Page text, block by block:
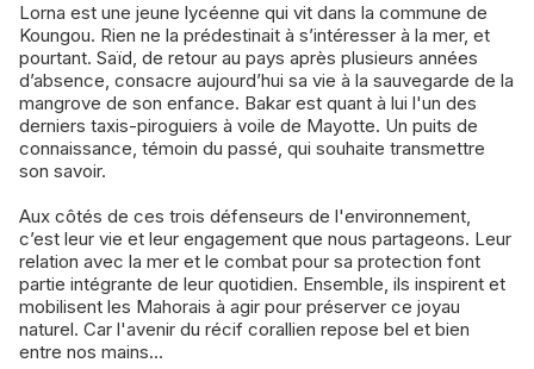
Lorna est une jeune lycéenne qui vit dans la commune de
Koungou. Rien ne la prédestinait à s’intéresser à la mer, et
pourtant. Saïd, de retour au pays après plusieurs années
d’absence, consacre aujourd’hui sa vie à la sauvegarde de la
mangrove de son enfance. Bakar est quant à lui l'un des
derniers taxis-piroguiers à voile de Mayotte. Un puits de
connaissance, témoin du passé, qui souhaite transmettre
son savoir.
Aux côtés de ces trois défenseurs de l'environnement,
c’est leur vie et leur engagement que nous partageons. Leur
relation avec la mer et le combat pour sa protection font
partie intégrante de leur quotidien. Ensemble, ils inspirent et
mobilisent les Mahorais à agir pour préserver ce joyau
naturel. Car l'avenir du récif corallien repose bel et bien
entre nos mains...